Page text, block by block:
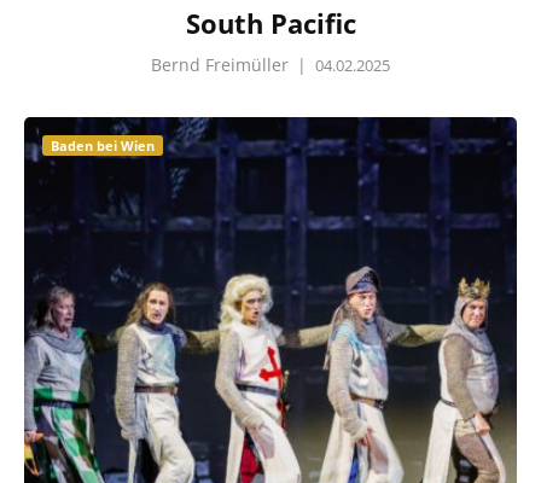
South Pacific
Bernd Freimüller | 04.02.2025
Baden bei Wien